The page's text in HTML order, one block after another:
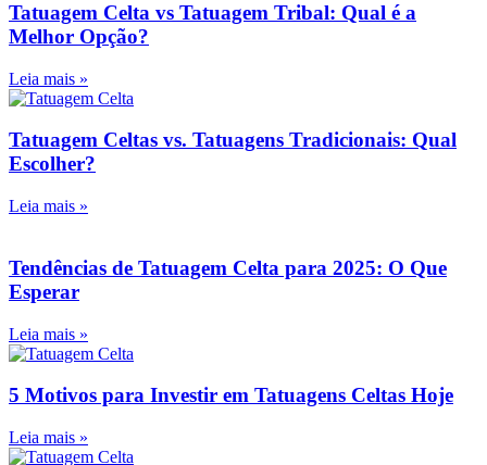
Tatuagem Celta vs Tatuagem Tribal: Qual é a
Melhor Opção?
Leia mais »
Tatuagem Celtas vs. Tatuagens Tradicionais: Qual
Escolher?
Leia mais »
Tendências de Tatuagem Celta para 2025: O Que
Esperar
Leia mais »
5 Motivos para Investir em Tatuagens Celtas Hoje
Leia mais »